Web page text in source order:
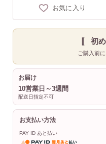
お気に入り
〚 初
ご購入前
お届け
10営業日～3週間
配送日指定不可
お支払い方法
PAY ID あと払い